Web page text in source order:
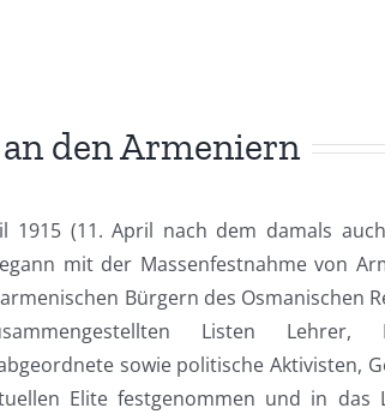
den Armeniern
1915 (11. April nach dem damals
mit der Massenfestnahme von
Bürgern des Osmanischen
Listen Lehrer,
sowie politische Aktivisten,
Elite festgenommen und in